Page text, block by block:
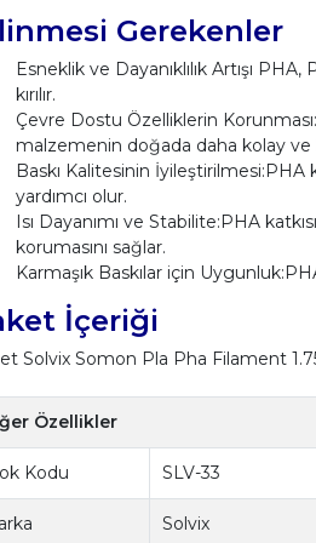
Gerekenler
Esneklik ve Dayanıklılık Artışı
kırılır.
Çevre Dostu Özelliklerin
malzemenin doğada daha kolay ve
Baskı Kalitesinin İyileştirilmesi:PHA
yardımcı olur.
Isı Dayanımı ve Stabilite:PHA
korumasını sağlar.
Karmaşık Baskılar için
İçeriği
Solvix Somon Pla Pha Filament
Özellikler
Kodu SLV-33
Solvix